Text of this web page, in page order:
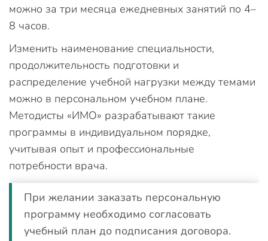
можно за три месяца ежедневных занятий по 4–
8 часов.
Изменить наименование специальности,
продолжительность подготовки и
распределение учебной нагрузки между темами
можно в персональном учебном плане.
Методисты «ИМО» разрабатывают такие
программы в индивидуальном порядке,
учитывая опыт и профессиональные
потребности врача.
При желании заказать персональную
программу необходимо согласовать
учебный план до подписания договора.